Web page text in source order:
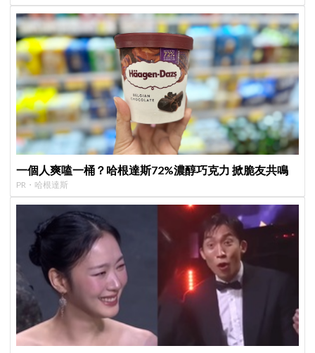
一個人爽嗑一桶？哈根達斯72%濃醇巧克力 掀脆友共鳴
PR・哈根達斯